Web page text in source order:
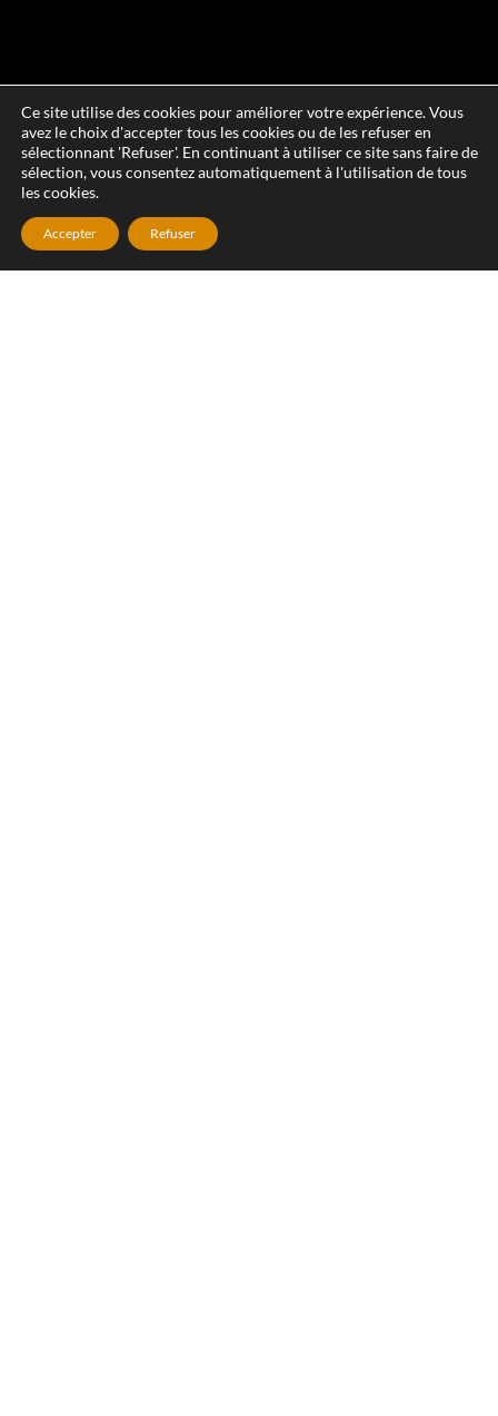
Ce site utilise des cookies pour améliorer votre expérience. Vous
avez le choix d'accepter tous les cookies ou de les refuser en
sélectionnant 'Refuser'. En continuant à utiliser ce site sans faire de
sélection, vous consentez automatiquement à l'utilisation de tous
les cookies.
Accepter Refuser